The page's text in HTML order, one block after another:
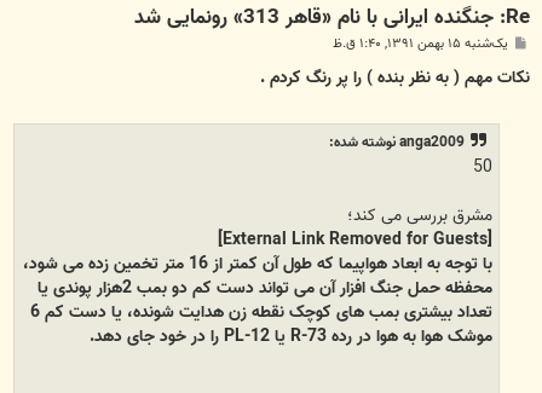
Re: جنگنده ایرانی با نام «قاهر 313» رونمایی شد
پ
ت
یک‌شنبه ۱۵ بهمن ۱۳۹۱, ۱:۴۰ ق.ظ
نکات مهم ( به نظر بنده ) را پر رنگ کردم .
anga2009 نوشته شده:
50
مشرق بررسی می کند؛
با توجه به ابعاد هواپیما که طول آن کمتر از 16 متر تخمین زده می شود،
محفظه حمل جنگ افزار آن می تواند دست کم دو بمب 2هزار پوندی یا
تعداد بیشتری بمب های کوچک نقطه زن هدایت شونده، یا دست کم 6
موشک هوا به هوا در رده R-73 یا PL-12 را در خود جای دهد.